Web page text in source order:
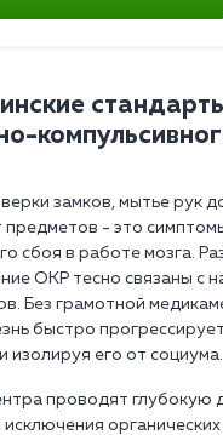
замков, мытье рук
предметов - это
сбоя в работе мозга.
ОКР тесно связаны с
Без грамотной
быстро
изолируя его от социума.
проводят
исключения